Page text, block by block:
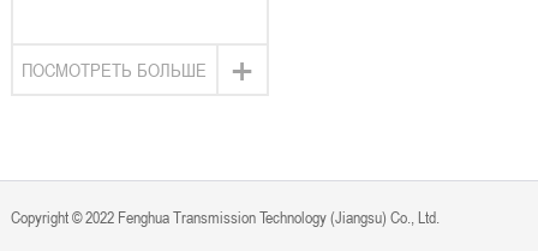
+
ПОСМОТРЕТЬ БОЛЬШЕ
Copyright © 2022 Fenghua Transmission Technology (Jiangsu) Co., Ltd.